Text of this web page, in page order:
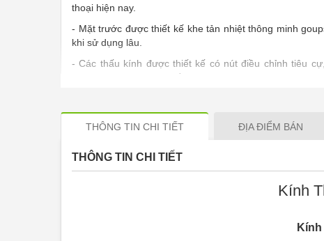
thoại hiện nay.
- Mặt trước được thiết kế khe tản nhiệt thông minh
khi sử dụng lâu.
- Các thấu kính được thiết kế có nút điều chỉnh tiêu
hợp với khuôn mặt hay tầm nhìn người lơn hoặc trẻ em.
- Tròng kính bằng pha le cho hình ảnh rõ nét, khay để
cho phù hợp kích cỡ của các loại điện thoại khác nhau.
- Bảo hành 1 tháng tại 2854 Phạm Thế Hiển, P7, Q8,
Lưu Ý:Không Bảo Hành Cháy Nổ, Va Đập, Chầy và Nứt.
THÔNG TIN CHI TIẾT ĐỊA ĐIỂM BÁN
THÔNG TIN CHI TIẾT
Kính